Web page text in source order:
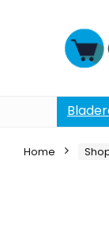
Home